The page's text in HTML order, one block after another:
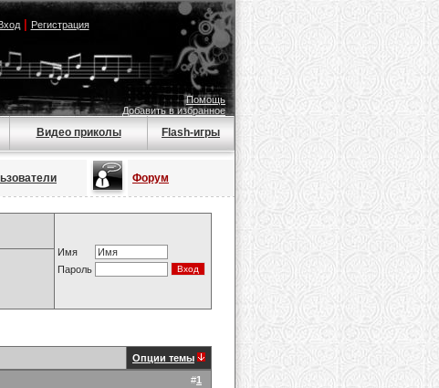
| Регистрация
Помощь
Добавить в избранное
Видео приколы Flash-игры
Форум
Имя
Пароль
Опции темы
#1